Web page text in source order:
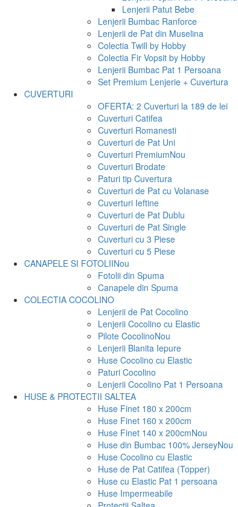
Lenjerii Patut Bebe
Lenjerii Bumbac Ranforce
Lenjerii de Pat din Muselina
Colectia Twill by Hobby
Colectia Fir Vopsit by Hobby
Lenjerii Bumbac Pat 1 Persoana
Set Premium Lenjerie + Cuvertura
CUVERTURI
OFERTA: 2 Cuverturi la 189 de lei
Cuverturi Catifea
Cuverturi Romanesti
Cuverturi de Pat Uni
Cuverturi PremiumNou
Cuverturi Brodate
Paturi tip Cuvertura
Cuverturi de Pat cu Volanase
Cuverturi Ieftine
Cuverturi de Pat Dublu
Cuverturi de Pat Single
Cuverturi cu 3 Piese
Cuverturi cu 5 Piese
CANAPELE SI FOTOLIINou
Fotolii din Spuma
Canapele din Spuma
COLECTIA COCOLINO
Lenjerii de Pat Cocolino
Lenjerii Cocolino cu Elastic
Pilote CocolinoNou
Lenjerii Blanita Iepure
Huse Cocolino cu Elastic
Paturi Cocolino
Lenjerii Cocolino Pat 1 Persoana
HUSE & PROTECTII SALTEA
Huse Finet 180 x 200cm
Huse Finet 160 x 200cm
Huse Finet 140 x 200cmNou
Huse din Bumbac 100% JerseyNou
Huse Cocolino cu Elastic
Huse de Pat Catifea (Topper)
Huse cu Elastic Pat 1 persoana
Huse Impermeabile